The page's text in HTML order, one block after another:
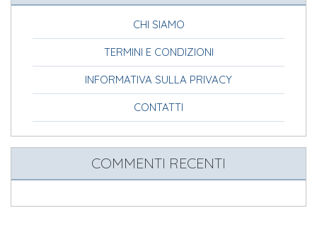
CHI SIAMO
TERMINI E CONDIZIONI
INFORMATIVA SULLA PRIVACY
CONTATTI
COMMENTI RECENTI